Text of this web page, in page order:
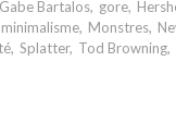
Gabe Bartalos, gore,
minimalisme, Monstres,
, Splatter, Tod Browning,